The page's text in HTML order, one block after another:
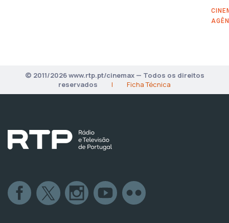
© 2011/2026 www.rtp.pt/cinemax — Todos os direitos
reservados
| Ficha Técnica